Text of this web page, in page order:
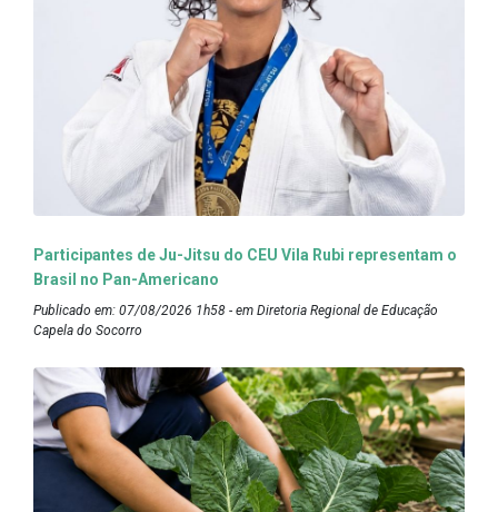
Participantes de Ju-Jitsu do CEU Vila Rubi representam o
Brasil no Pan-Americano
Publicado em: 07/08/2026 1h58 - em Diretoria Regional de Educação
Capela do Socorro